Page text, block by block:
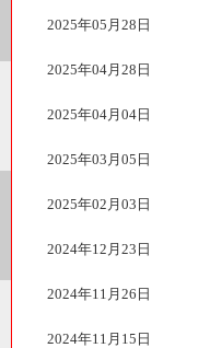
2025年05月28日
2025年04月28日
2025年04月04日
2025年03月05日
2025年02月03日
2024年12月23日
2024年11月26日
2024年11月15日